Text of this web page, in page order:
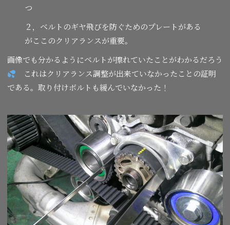
つ
２，ベルトのギヤ飛びを防ぐためのプレートがある
がここのクリアランスが重要。
画像でも分かるようにベルトが擦れていたことがわかるだろう
これはクリアランス調整が出来ていなかったことの証明
である。取り付けボルトも緩んでいなかった！